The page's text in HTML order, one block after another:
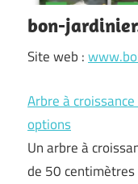
bon-
Site web :
Arbre à
options
Un arbre à
de 50 centimètres